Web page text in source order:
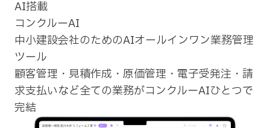
AI搭載
コンクルーAI
中小建設会社のためのAIオールインワン業務管理
ツール
顧客管理・見積作成・原価管理・電子受発注・請
求支払いなど全ての業務がコンクルーAIひとつで
完結